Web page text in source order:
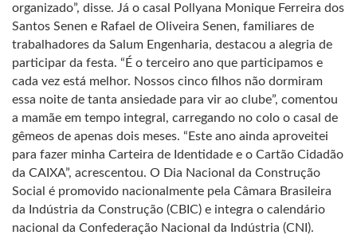
organizado”, disse. Já o casal Pollyana Monique Ferreira dos
Santos Senen e Rafael de Oliveira Senen, familiares de
trabalhadores da Salum Engenharia, destacou a alegria de
participar da festa. “É o terceiro ano que participamos e
cada vez está melhor. Nossos cinco filhos não dormiram
essa noite de tanta ansiedade para vir ao clube”, comentou
a mamãe em tempo integral, carregando no colo o casal de
gêmeos de apenas dois meses. “Este ano ainda aproveitei
para fazer minha Carteira de Identidade e o Cartão Cidadão
da CAIXA”, acrescentou. O Dia Nacional da Construção
Social é promovido nacionalmente pela Câmara Brasileira
da Indústria da Construção (CBIC) e integra o calendário
nacional da Confederação Nacional da Indústria (CNI).